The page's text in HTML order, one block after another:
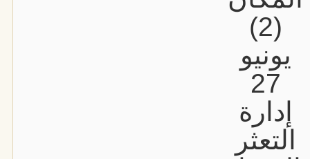
(2)
يونيو
27
إدارة
التعثر